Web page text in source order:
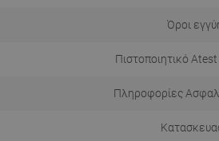
Όροι
Πιστοποιητικό
Πληροφορίες